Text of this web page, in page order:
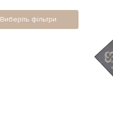
Виберіть фільтри